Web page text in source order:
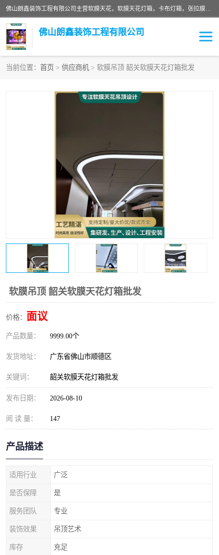
佛山朗鑫装饰工程有限公司主营软膜天花，软膜天花灯箱，卡布灯箱，张拉膜等产品，价格实惠，支持定制；公司专业装饰铺面，家居，会展特装，软膜等工程，技能精良人员，安装快、价格合理，质量保证、热诚与各方有识人士合作，欢迎新老客户来电咨询。
佛山朗鑫装饰工程有限公司
当前位置： 首页 > 供应商机 > 软膜吊顶 韶关软膜天花灯箱批发
软膜吊顶 韶关软膜天花灯箱批发
价格： 面议
产品数量： 9999.00个
发货地址： 广东省佛山市顺德区
关键词： 韶关软膜天花灯箱批发
发布日期： 2026-08-10
阅 读 量： 147
产品描述
适用行业 广泛
是否保障 是
服务团队 专业
装饰效果 吊顶艺术
库存 充足